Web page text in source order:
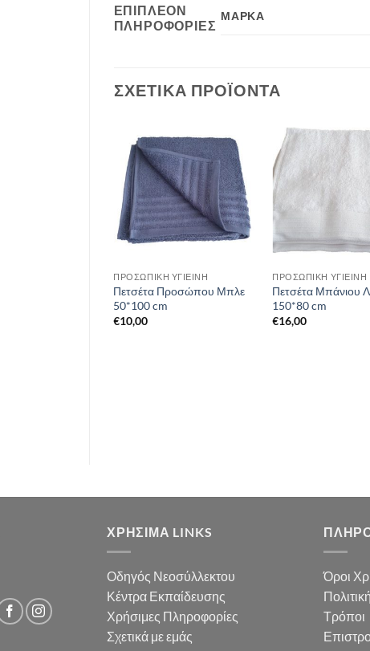
ΕΠΙΠΛΈΟΝ
ΠΛΗΡΟΦΟΡΊΕΣ
ΜΆΡΚΑ
ΣΧΕΤΙΚΆ ΠΡΟΪΌΝΤΑ
ΠΡΟΣΩΠΙΚΉ ΥΓΙΕΙΝΉ
Πετσέτα Προσώπου Μπλε
50*100 cm
€10,00
ΠΡΟΣΩΠΙΚΉ ΥΓΙΕΙΝΉ
Πετσέτα Μπάνιου
150*80 cm
€16,00
ΧΡΉΣΙΜΑ LINKS
Οδηγός Νεοσύλλεκτου
Κέντρα Εκπαίδευσης
Χρήσιμες Πληροφορίες
Σχετικά με εμάς
Όροι